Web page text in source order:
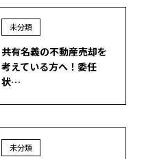
未分類
共有名義の不動産売却を
考えている方へ！委任
状…
未分類